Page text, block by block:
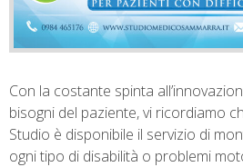
Con la costante spinta
bisogni del paziente, vi ricordiamo
Studio è disponibile il servizio di
ogni tipo di disabilità o problemi